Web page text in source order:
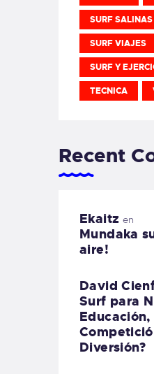
SURF SALINAS
SURF VIAJES
SURF Y
TECNICA
Recent
Ekaitz en
Mundaka
aire!
David
Surf para
Educación,
Diversión?